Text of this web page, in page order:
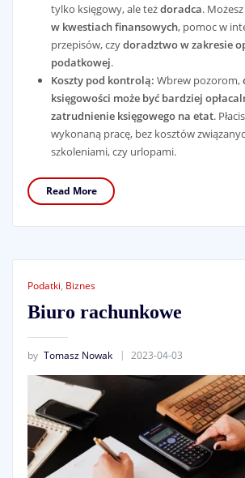
tylko księgowy, ale teżdoradca.
w kwestiach finansowych, pomoc w
przepisów, czydoradztwo w zakresie
podatkowej.
Koszty pod kontrolą: Wbrew pozorom,
księgowości może być bardziej
zatrudnienie księgowego na etat.
wykonaną pracę, bez kosztów
szkoleniami, czy urlopami.
Read More
Podatki, Biznes
Biuro rachunkowe
by Tomasz Nowak 2023-04-03